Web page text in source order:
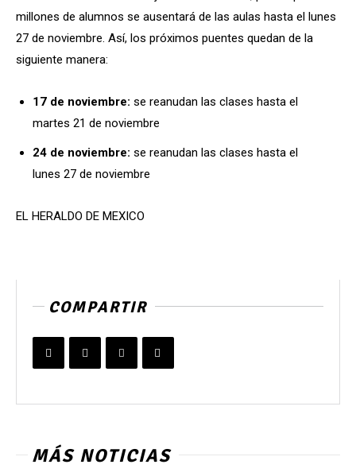
millones de alumnos se ausentará de las aulas hasta el lunes
27 de noviembre. Así, los próximos puentes quedan de la
siguiente manera:
17 de noviembre: se reanudan las clases hasta el
martes 21 de noviembre
24 de noviembre: se reanudan las clases hasta el
lunes 27 de noviembre
EL HERALDO DE MEXICO
COMPARTIR
MÁS NOTICIAS